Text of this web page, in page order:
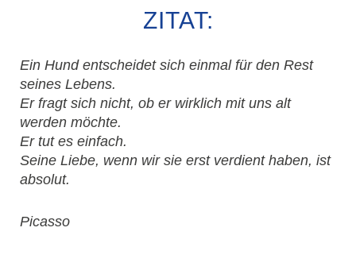
ZITAT:
Ein Hund entscheidet sich einmal für den Rest
seines Lebens.
Er fragt sich nicht, ob er wirklich mit uns alt
werden möchte.
Er tut es einfach.
Seine Liebe, wenn wir sie erst verdient haben, ist
absolut.
Picasso